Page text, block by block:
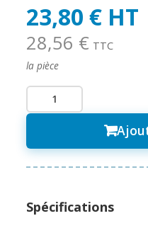
23,80 € HT
28,56 € TTC
la pièce
Spécifications